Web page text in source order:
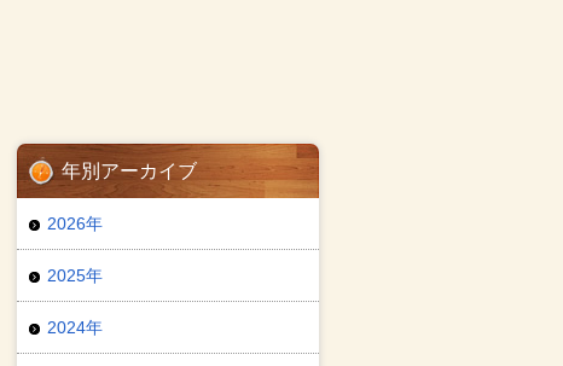
年別アーカイブ
2026年
2025年
2024年